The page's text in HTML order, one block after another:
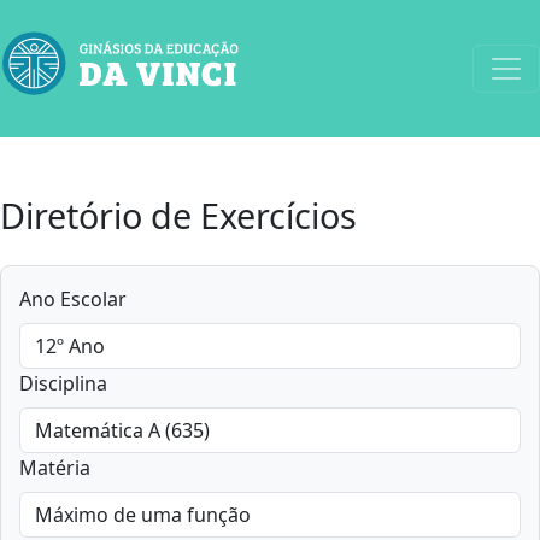
Diretório de Exercícios
Ano Escolar
Disciplina
Matéria